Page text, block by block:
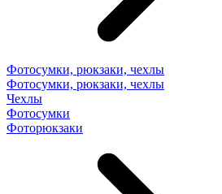
Фотосумки, рюкзаки, чехлы
Фотосумки, рюкзаки, чехлы
Чехлы
Фотосумки
Фоторюкзаки